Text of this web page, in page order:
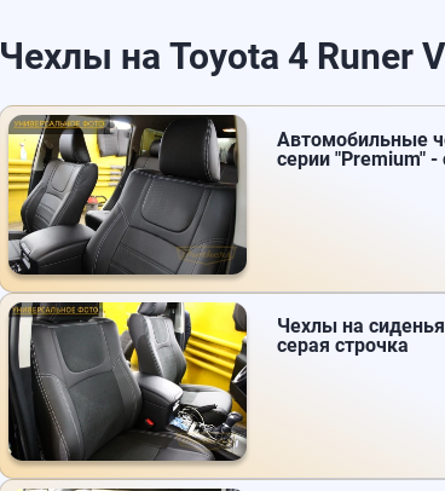
Чехлы на Toyota 4 Runer
Автомобильные
серии "Premium" -
Чехлы на
серая строчка